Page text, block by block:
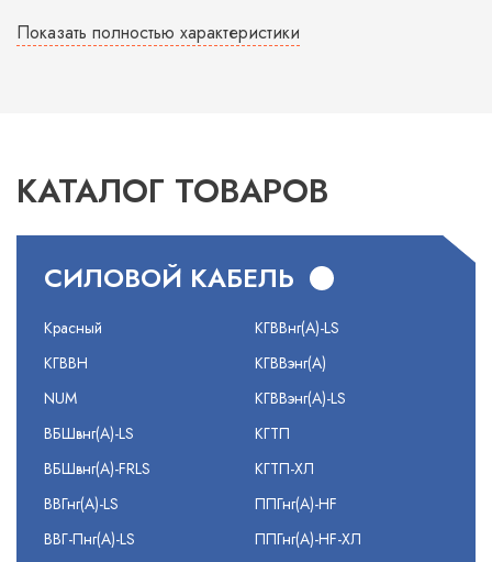
Показать полностью характеристики
КАТАЛОГ ТОВАРОВ
СИЛОВОЙ КАБЕЛЬ
Красный
КГВВН
NUM
ВБШвнг(А)-LS
ВБШвнг(А)-FRLS
ВВГнг(А)-LS
ВВГ-Пнг(А)-LS
КГВВнг(А)-LS
КГВВэнг(А)
КГВВэнг(А)-LS
КГТП
КГТП-ХЛ
ППГнг(А)-HF
ППГнг(А)-HF-ХЛ